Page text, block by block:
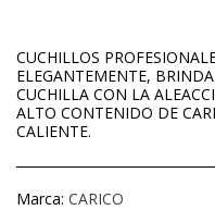
CUCHILLOS
ELEGANTEMENTE,
CUCHILLA CON LA
ALTO CONTENIDO DE
CALIENTE.
Marca: CARICO